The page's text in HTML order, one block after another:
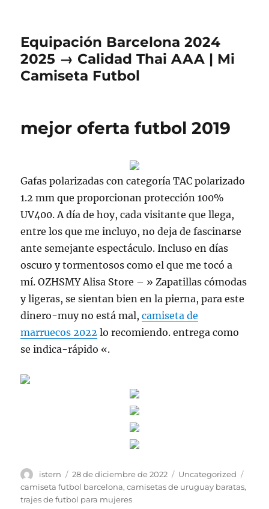
Equipación Barcelona 2024
2025 → Calidad Thai AAA | Mi
Camiseta Futbol
mejor oferta futbol 2019
Gafas polarizadas con categoría TAC polarizado
1.2 mm que proporcionan protección 100%
UV400. A día de hoy, cada visitante que llega,
entre los que me incluyo, no deja de fascinarse
ante semejante espectáculo. Incluso en días
oscuro y tormentosos como el que me tocó a
mí. OZHSMY Alisa Store – » Zapatillas cómodas
y ligeras, se sientan bien en la pierna, para este
dinero-muy no está mal,camiseta de
marruecos 2022 lo recomiendo. entrega como
se indica-rápido «.
Autor
istern
Publicado
el
28 de diciembre de 2022 Categorías
Uncategorized
camiseta futbol barcelona,camisetas de uruguay baratas,
trajes de futbol para mujeres